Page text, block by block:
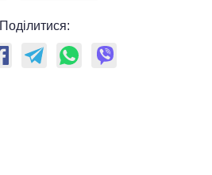
Поділитися: